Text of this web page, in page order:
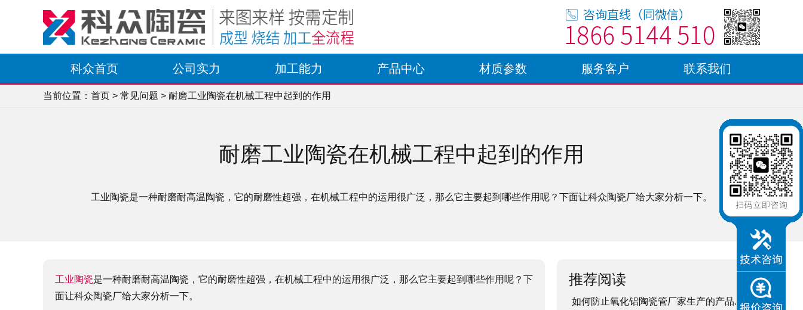
科众首页 公司实力 加工能力 产品中心 材质参数 服务客户 联系我们
当前位置： 首页 > 常见问题 > 耐磨工业陶瓷在机械工程中起到的作用
耐磨工业陶瓷在机械工程中起到的作用
工业陶瓷是一种耐磨耐高温陶瓷，它的耐磨性超强，在机械工程中的运用很广泛，那么它主要起到哪些作用呢？下面让科众陶瓷厂给大家分析一下。
工业陶瓷是一种耐磨耐高温陶瓷，它的耐磨性超强，在机械工程中的运用很广泛，那么它主要起到哪些作用呢？下
面让科众陶瓷厂给大家分析一下。
推荐阅读
如何防止氧化铝陶瓷管厂家生产的产品..